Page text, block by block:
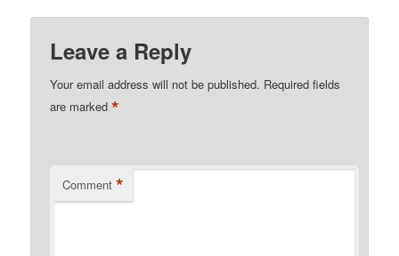
Leave a Reply
Your email address will not be published. Required fields
are marked*
Comment *